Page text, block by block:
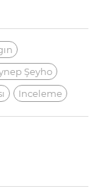
Şeyho
Inceleme